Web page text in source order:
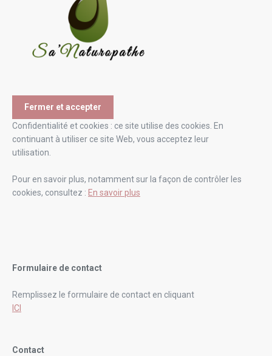
Confidentialité et cookies : ce site utilise des cookies. En
continuant à utiliser ce site Web, vous acceptez leur
utilisation.
Pour en savoir plus, notamment sur la façon de contrôler les
cookies, consultez : En savoir plus
Formulaire de contact
Remplissez le formulaire de contact en cliquant
ICI
Contact